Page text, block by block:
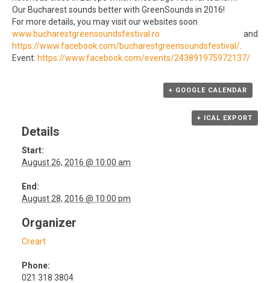
Our Bucharest sounds better with GreenSounds in 2016!
For more details, you may visit our websites soon
www.bucharestgreensoundsfestival.ro
and
https://www.facebook.com/bucharestgreensoundsfestival/
Event: https://www.facebook.com/events/243891975972137/
+ GOOGLE CALENDAR
+ ICAL EXPORT
Details
Start:
August 26, 2016 @ 10:00 am
End:
August 28, 2016 @ 10:00 pm
Organizer
Creart
Phone:
021 318 3804